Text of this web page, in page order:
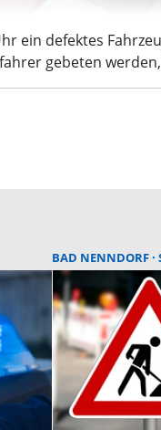
ein defektes
gebeten
BAD NENNDORF